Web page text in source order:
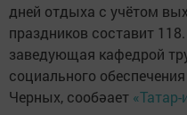
дней отдыха с учётом
праздников составит
заведующая кафедрой
социального
Черных, сообәает